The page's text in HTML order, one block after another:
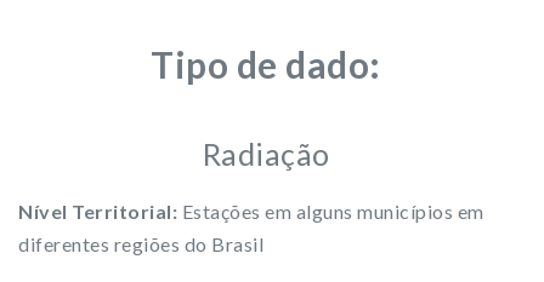
Tipo de dado:
Radiação
Nível Territorial: Estações em alguns municípios em
diferentes regiões do Brasil